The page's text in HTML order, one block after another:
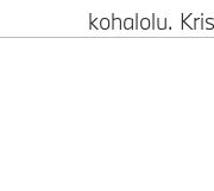
kohalolu.